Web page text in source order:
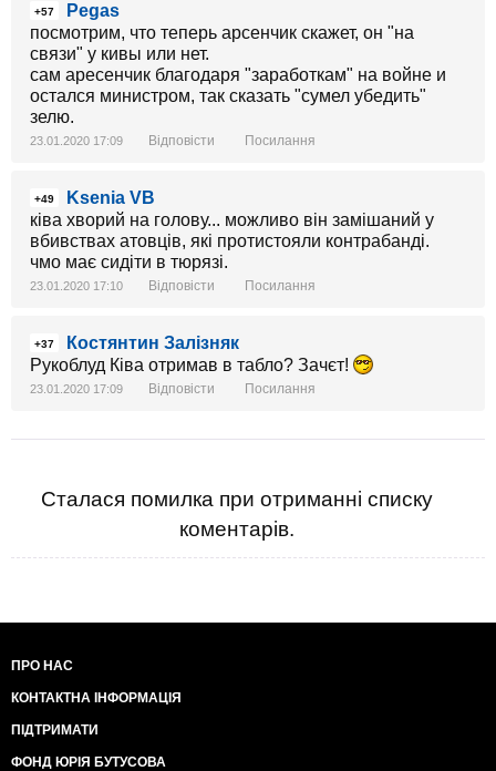
+57
Pegas
посмотрим, что теперь арсенчик скажет, он "на
связи" у кивы или нет.
сам аресенчик благодаря "заработкам" на войне и
остался министром, так сказать "сумел убедить"
зелю.
23.01.2020 17:09 Відповісти Посилання
+49
Ksenia VB
ківа хворий на голову... можливо він замішаний у
вбивствах атовців, які протистояли контрабанді.
чмо має сидіти в тюрязі.
23.01.2020 17:10 Відповісти Посилання
+37
Костянтин Залізняк
Рукоблуд Ківа отримав в табло? Зачєт!
23.01.2020 17:09 Відповісти Посилання
Сталася помилка при отриманні списку
коментарів.
ПРО НАС
КОНТАКТНА ІНФОРМАЦІЯ
ПІДТРИМАТИ
ФОНД ЮРІЯ БУТУСОВА